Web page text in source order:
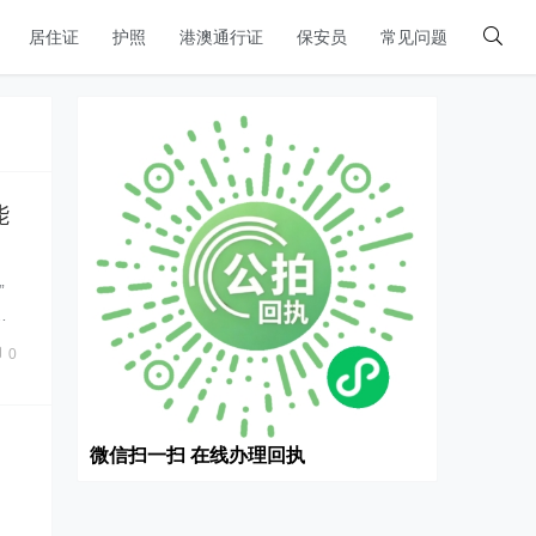
居住证 护照 港澳通行证 保安员 常见问题
0
微信扫一扫 在线办理回执